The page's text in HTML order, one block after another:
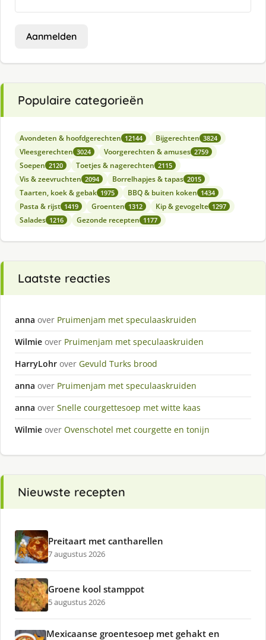
Aanmelden
Populaire categorieën
Avondeten & hoofdgerechten 12144 Bijgerechten 3824
Vleesgerechten 3024 Voorgerechten & amuses 2759
Soepen 2120 Toetjes & nagerechten 2115
Vis & zeevruchten 2094 Borrelhapjes & tapas 2015
Taarten, koek & gebak 1975 BBQ & buiten koken 1434
Pasta & rijst 1419 Groenten 1312 Kip & gevogelte 1297
Salades 1216 Gezonde recepten 1177
Laatste reacties
anna over Pruimenjam met speculaaskruiden
Wilmie over Pruimenjam met speculaaskruiden
HarryLohr over Gevuld Turks brood
anna over Pruimenjam met speculaaskruiden
anna over Snelle courgettesoep met witte kaas
Wilmie over Ovenschotel met courgette en tonijn
Nieuwste recepten
Preitaart met cantharellen
7 augustus 2026
Groene kool stamppot
5 augustus 2026
Mexicaanse groentesoep met gehakt en